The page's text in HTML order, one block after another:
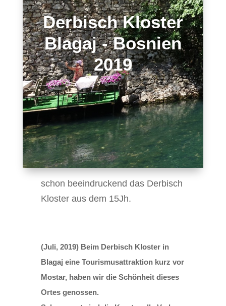
Derbisch Kloster
Blagaj - Bosnien
2019
schon beeindruckend das Derbisch
Kloster aus dem 15Jh.
(Juli, 2019) Beim Derbisch Kloster in
Blagaj eine Tourismusattraktion kurz vor
Mostar, haben wir die Schönheit dieses
Ortes genossen.